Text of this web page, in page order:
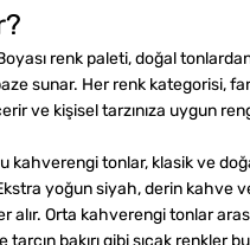
renk paleti, doğal
sunar. Her renk kategorisi,
ve kişisel tarzınıza uygun
kahverengi tonlar, klasik ve
yoğun siyah, derin kahve
alır. Orta kahverengi tonlar
tarçın bakırı gibi sıcak renkler